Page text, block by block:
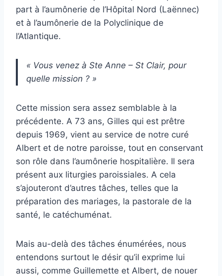
part à l’aumônerie de l’Hôpital Nord (Laënnec)
et à l’aumônerie de la Polyclinique de
l’Atlantique.
« Vous venez à Ste Anne – St Clair, pour
quelle mission ? »
Cette mission sera assez semblable à la
précédente. A 73 ans, Gilles qui est prêtre
depuis 1969, vient au service de notre curé
Albert et de notre paroisse, tout en conservant
son rôle dans l’aumônerie hospitalière. Il sera
présent aux liturgies paroissiales. A cela
s’ajouteront d’autres tâches, telles que la
préparation des mariages, la pastorale de la
santé, le catéchuménat.
Mais au-delà des tâches énumérées, nous
entendons surtout le désir qu’il exprime lui
aussi, comme Guillemette et Albert, de nouer